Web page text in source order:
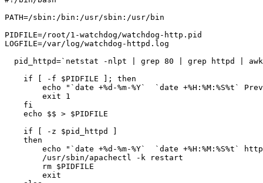
PATH=/sbin:/bin:/usr/sbin:/usr/bin
PIDFILE=/root/1-watchdog/watchdog-http.pid
LOGFILE=/var/log/watchdog-httpd.log
pid_httpd=`netstat -nlpt | grep 80 | grep httpd |
    if [ -f $PIDFILE ]; then
echo "`date +%d-%m-%Y`  `date +%H:%M:%S%t`
        exit 1
    fi
    echo $$ > $PIDFILE
    if [ -z $pid_httpd ]
    then
echo "`date +%d-%m-%Y`  `date +%H:%M:%S%t`
        /usr/sbin/apachectl -k restart
        rm $PIDFILE
        exit